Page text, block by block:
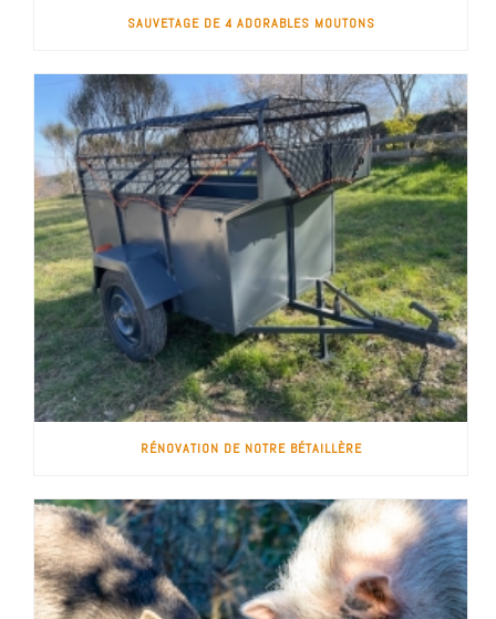
SAUVETAGE DE 4 ADORABLES MOUTONS
RÉNOVATION DE NOTRE BÉTAILLÈRE